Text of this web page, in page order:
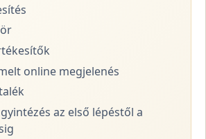
online megjelenés
az első lépéstől a